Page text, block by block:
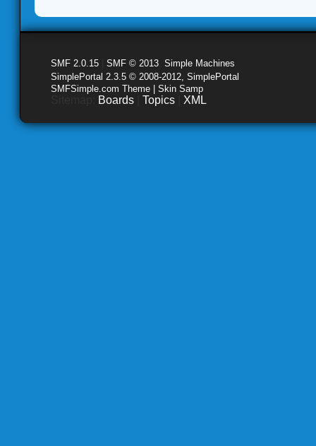
SMF 2.0.15 SMF © 2013 Simple Machines
SimplePortal 2.3.5 © 2008-2012, SimplePortal
SMFSimple.com Theme | Skin Samp
Boards Topics XML